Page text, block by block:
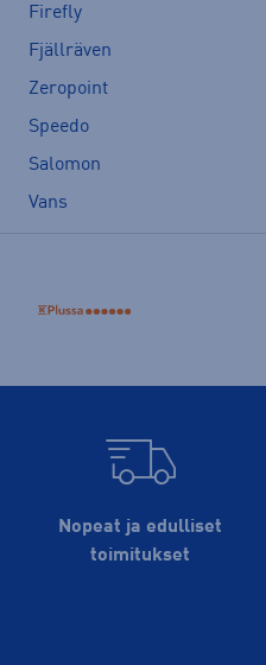
Firefly
Fjällräven
Zeropoint
Speedo
Salomon
Vans
Nopeat ja edulliset
toimitukset